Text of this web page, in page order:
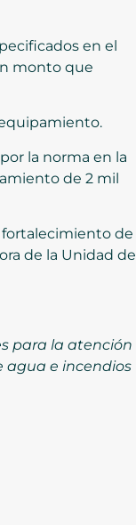
en el
monto que
equipamiento.
la norma en la
de 2 mil
fortalecimiento de
de la Unidad de
para la atención
agua e incendios